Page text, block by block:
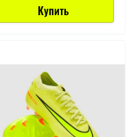
Купить